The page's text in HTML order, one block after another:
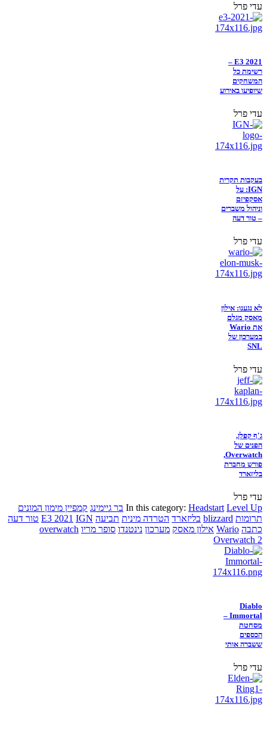
עדי פרל
E3 2021 –
רשימת כל
המשחקים
שיופיעו באירוע
עדי פרל
בעקבות תקרית
IGN: על
אסקפיזם
וניהול משברים
– טור דעה
עדי פרל
לא נגענו: אילון
מאסק מגלם
את Wario
במערכון של
SNL
עדי פרל
ג'ף קפלן,
הפנים של
Overwatch,
פורש מחברת
בליזארד
עדי פרל
In this category: Headstart Level Up בר גיימינג קמפיין מימון המונים
תרומות blizzard בליזארד הטרדה מינית תביעה E3 2021 IGN
טור דעה
כתבה Wario אילון מאסק מערכון נינטנדו סופר מריו overwatch
Overwatch 2
Diablo
Immortal –
מסחטת
הכספים
ששברה אותי
עדי פרל